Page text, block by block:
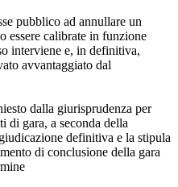
pubblico ad annullare un
essere calibrate in funzione
interviene e, in definitiva,
avvantaggiato dal
dalla giurisprudenza per
di gara, a seconda della
definitiva e la stipula
di conclusione della gara